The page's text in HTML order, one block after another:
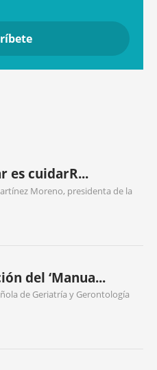
es cuidarR...
Moreno, presidenta de la
del ‘Manua...
de Geriatría y Gerontología